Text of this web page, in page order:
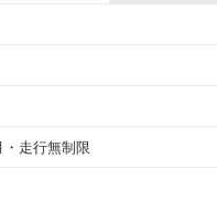
・走行無制限